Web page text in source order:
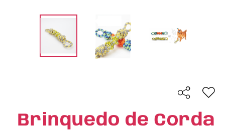
Brinquedo de Corda